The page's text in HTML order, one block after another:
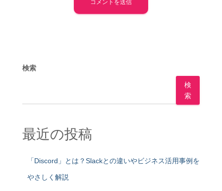
検索
検
索
最近の投稿
「Discord」とは？Slackとの違いやビジネス活用事例を
やさしく解説